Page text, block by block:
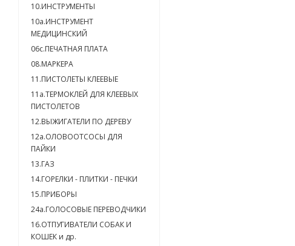
10.ИНСТРУМЕНТЫ
10a.ИНСТРУМЕНТ
МЕДИЦИНСКИЙ
06c.ПЕЧАТНАЯ ПЛАТА
08.МАРКЕРА
11.ПИСТОЛЕТЫ КЛЕЕВЫЕ
11а.ТЕРМОКЛЕЙ ДЛЯ КЛЕЕВЫХ
ПИСТОЛЕТОВ
12.ВЫЖИГАТЕЛИ ПО ДЕРЕВУ
12а.ОЛОВООТСОСЫ ДЛЯ
ПАЙКИ
13.ГАЗ
14.ГОРЕЛКИ - ПЛИТКИ - ПЕЧКИ
15.ПРИБОРЫ
24a.ГОЛОСОВЫЕ ПЕРЕВОДЧИКИ
16.ОТПУГИВАТЕЛИ СОБАК И
КОШЕК и др.